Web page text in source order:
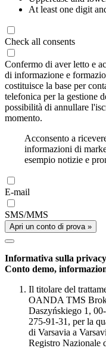
At least one digit
Check all consents
Confermo di aver letto e
di informazione e
costituisce la base per
telefonica per la gestione
possibilità di annullare
momento.
Acconsento a
informazioni di
esempio notizie e
E-mail
SMS/MMS
Apri un conto di prova »
Informativa sulla
Conto demo,
Il titolare del
OANDA TMS
Daszyńskiego 1,
275-91-31, per la
di Varsavia a
Registro Nazionale